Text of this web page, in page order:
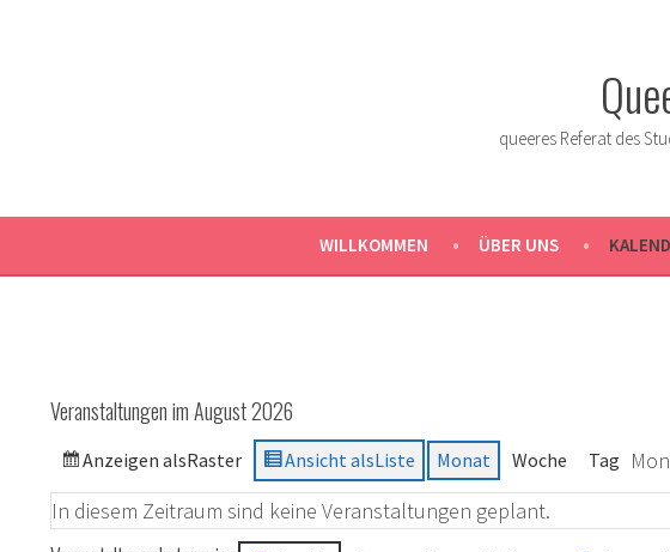
queeres Referat des
WILLKOMMEN ÜBER UNS
Veranstaltungen im August 2026
Anzeigen alsRaster Ansicht alsListe Monat Woche Tag
In diesem Zeitraum sind keine Veranstaltungen geplant.